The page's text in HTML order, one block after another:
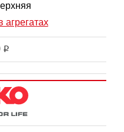
агрегатах
i